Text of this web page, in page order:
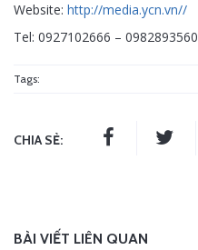
Website: http://media.ycn.vn//
Tel: 0927102666 – 0982893560
Tags:
CHIA SẺ:
BÀI VIẾT LIÊN QUAN